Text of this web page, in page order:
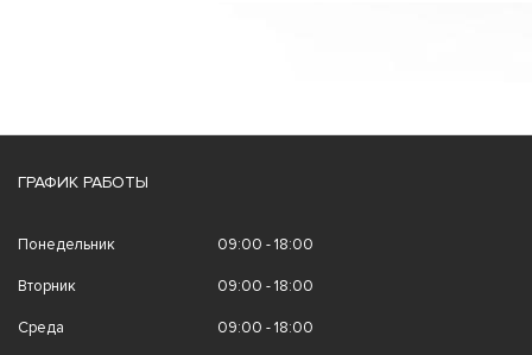
ГРАФИК РАБОТЫ
Понедельник 09:00 - 18:00
Вторник 09:00 - 18:00
Среда 09:00 - 18:00